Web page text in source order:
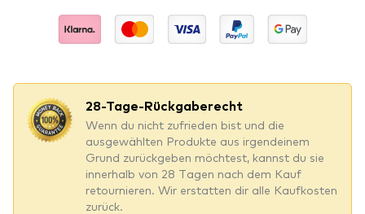
28-Tage-Rückgaberecht
Wenn du nicht zufrieden bist und die
ausgewählten Produkte aus irgendeinem
Grund zurückgeben möchtest, kannst du sie
innerhalb von 28 Tagen nach dem Kauf
retournieren. Wir erstatten dir alle Kaufkosten
zurück.